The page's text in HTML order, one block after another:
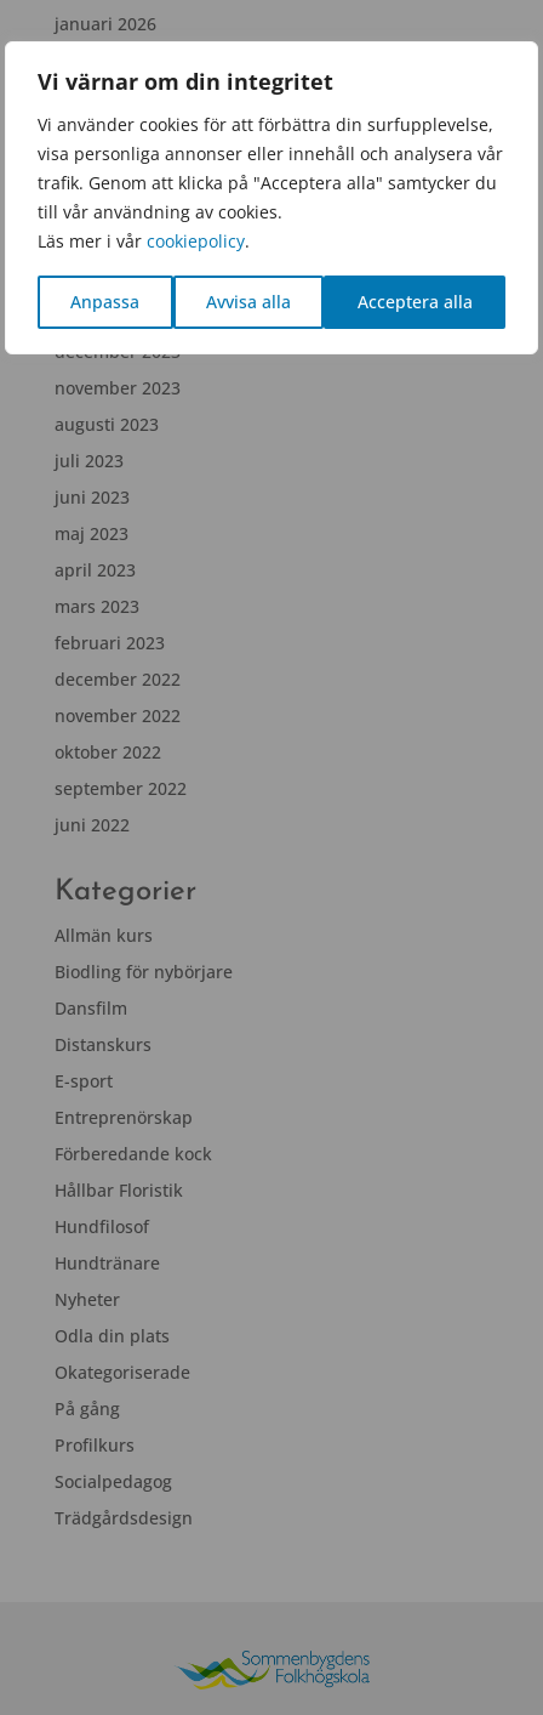
Vi värnar om din integritet
Vi använder cookies för att förbättra din surfupplevelse,
visa personliga annonser eller innehåll och analysera vår
trafik. Genom att klicka på "Acceptera alla" samtycker du
till vår användning av cookies.
Läs mer i vår cookiepolicy.
Anpassa Avvisa alla Acceptera alla
januari 2026
september 2025
juni 2025
februari 2025
december 2024
juli 2024
april 2024
februari 2024
december 2023
november 2023
augusti 2023
juli 2023
juni 2023
maj 2023
april 2023
mars 2023
februari 2023
december 2022
november 2022
oktober 2022
september 2022
juni 2022
Kategorier
Allmän kurs
Biodling för nybörjare
Dansfilm
Distanskurs
E-sport
Entreprenörskap
Förberedande kock
Hållbar Floristik
Hundfilosof
Hundtränare
Nyheter
Odla din plats
Okategoriserade
På gång
Profilkurs
Socialpedagog
Trädgårdsdesign